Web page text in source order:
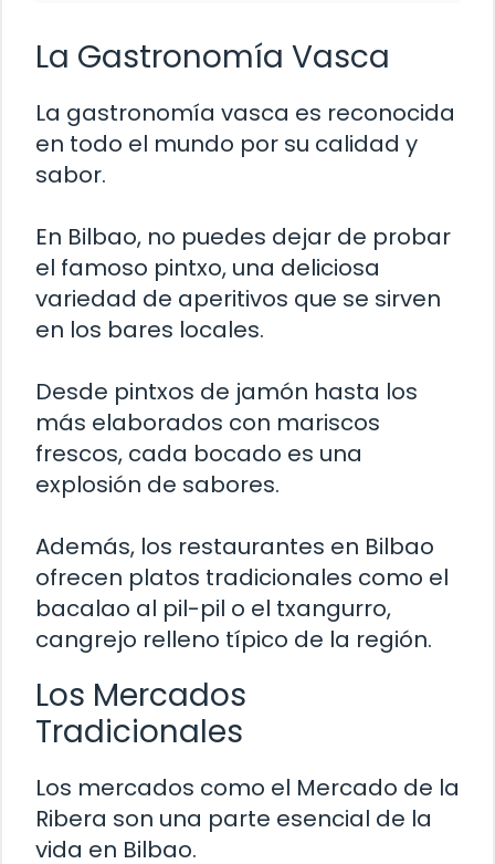
La Gastronomía Vasca
La gastronomía vasca es reconocida
en todo el mundo por su calidad y
sabor.
En Bilbao, no puedes dejar de probar
el famoso pintxo, una deliciosa
variedad de aperitivos que se sirven
en los bares locales.
Desde pintxos de jamón hasta los
más elaborados con mariscos
frescos, cada bocado es una
explosión de sabores.
Además, los restaurantes en Bilbao
ofrecen platos tradicionales como el
bacalao al pil-pil o el txangurro,
cangrejo relleno típico de la región.
Los Mercados
Tradicionales
Los mercados como el Mercado de la
Ribera son una parte esencial de la
vida en Bilbao.